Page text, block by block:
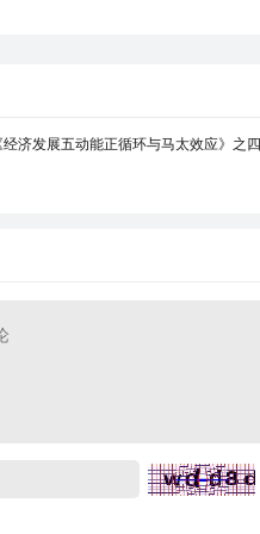
济发展五动能正循环与马太效应》之四